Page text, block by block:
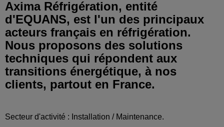
Axima Réfrigération, entité
d'EQUANS, est l'un des principaux
acteurs français en réfrigération.
Nous proposons des solutions
techniques qui répondent aux
transitions énergétique, à nos
clients, partout en France.
Secteur d'activité : Installation / Maintenance.